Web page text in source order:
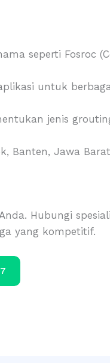
seperti Fosroc
untuk
jenis
Banten, Jawa
Hubungi
yang kompetitif.